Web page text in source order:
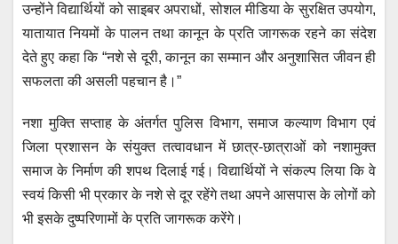
उन्होंने विद्यार्थियों को साइबर अपराधों, सोशल मीडिया के सुरक्षित उपयोग,
यातायात नियमों के पालन तथा कानून के प्रति जागरूक रहने का संदेश
देते हुए कहा कि “नशे से दूरी, कानून का सम्मान और अनुशासित जीवन ही
सफलता की असली पहचान है।”
नशा मुक्ति सप्ताह के अंतर्गत पुलिस विभाग, समाज कल्याण विभाग एवं
जिला प्रशासन के संयुक्त तत्वावधान में छात्र-छात्राओं को नशामुक्त
समाज के निर्माण की शपथ दिलाई गई। विद्यार्थियों ने संकल्प लिया कि वे
स्वयं किसी भी प्रकार के नशे से दूर रहेंगे तथा अपने आसपास के लोगों को
भी इसके दुष्परिणामों के प्रति जागरूक करेंगे।